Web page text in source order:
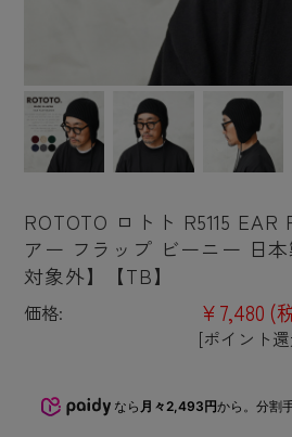
ROTOTO ロトト R5115 EAR
アー フラップ ビーニー 日
対象外】【TB】
価格: ¥7,480 (
[ポイント
なら 月々2,493円から。分割